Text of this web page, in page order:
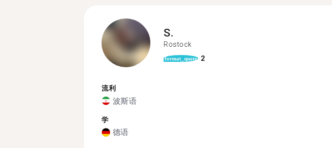
S.
Rostock
format_quote 2
流利
波斯语
学
德语